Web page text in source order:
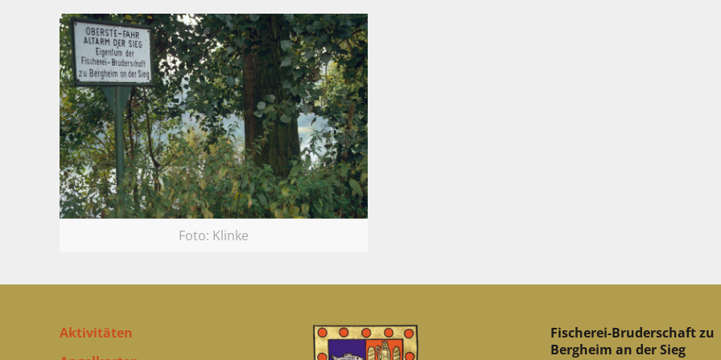
Foto: Klinke
Aktivitäten
Fischerei-Bruderschaft zu
Bergheim an der Sieg